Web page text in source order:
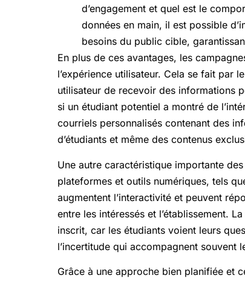
d’engagement et quel est le
données en main, il est possible
besoins du public cible,
En plus de ces avantages, les
l’expérience utilisateur. Cela se fait par
utilisateur de recevoir des informations
si un étudiant potentiel a montré de
courriels personnalisés contenant des
d’étudiants et même des contenus
Une autre caractéristique importante
plateformes et outils numériques, tels
augmentent l’interactivité et peuvent
entre les intéressés et l’établissement.
inscrit, car les étudiants voient leurs
l’incertitude qui accompagnent souvent
Grâce à une approche bien planifiée et